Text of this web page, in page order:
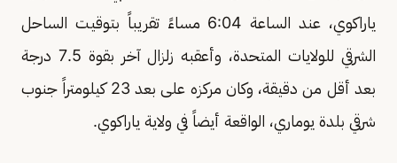
ياراكوي، عند الساعة 6:04 مساءً تقريباً بتوقيت الساحل
الشرقي للولايات المتحدة، وأعقبه زلزال آخر بقوة 7.5 ​درجة
بعد أقل من دقيقة، وكان مركزه على بعد 23 كيلومتراً جنوب
شرقي بلدة يوماري، الواقعة أيضاً في ولاية ياراكوي.